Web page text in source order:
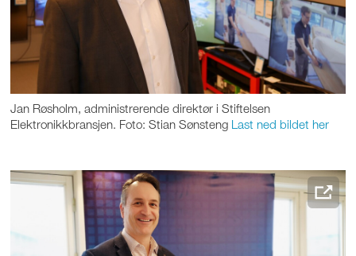
Jan Røsholm, administrerende direktør i Stiftelsen
Elektronikkbransjen. Foto: Stian Sønsteng Last ned bildet her